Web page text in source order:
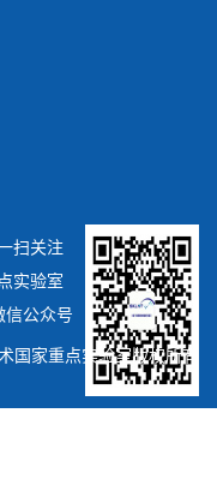
扫关注
实验室
信公众号
国家重点实验室版权所有